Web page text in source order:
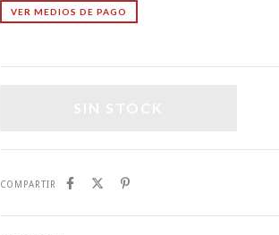
VER MEDIOS DE PAGO
COMPARTIR